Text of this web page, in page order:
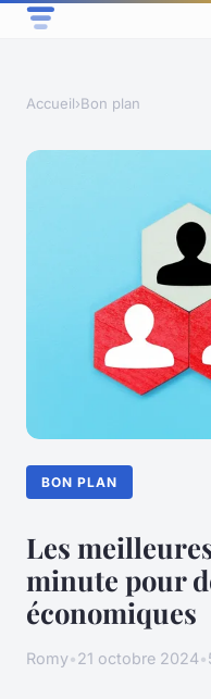
Accueil›Bon plan
BON PLAN
Les
minute pour
économiques
Romy•21 octobre 2024•